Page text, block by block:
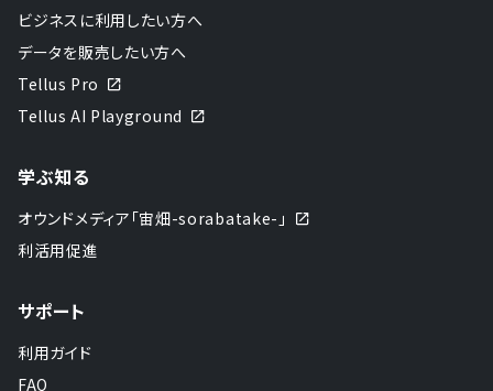
ビジネスに利用したい方へ
データを販売したい方へ
Tellus Pro
Tellus AI Playground
学ぶ知る
オウンドメディア「宙畑-sorabatake-」
利活用促進
サポート
利用ガイド
FAQ